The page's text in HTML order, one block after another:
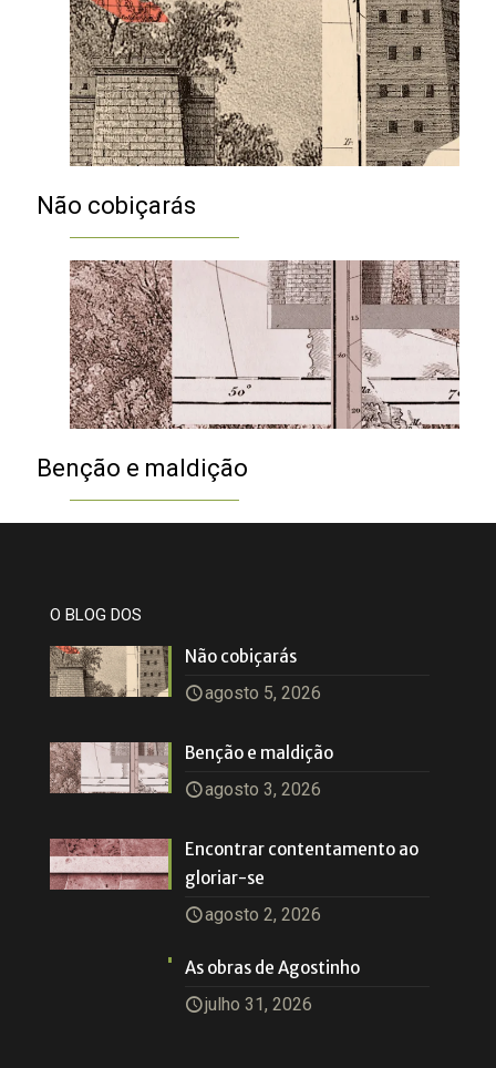
Não cobiçarás
Benção e maldição
O BLOG DOS
Não cobiçarás
agosto 5, 2026
Benção e maldição
agosto 3, 2026
Encontrar contentamento ao
gloriar-se
agosto 2, 2026
As obras de Agostinho
julho 31, 2026